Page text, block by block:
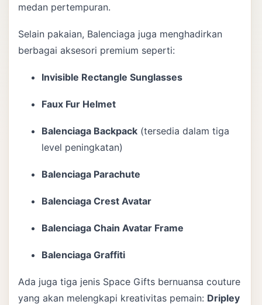
medan pertempuran.
Selain pakaian, Balenciaga juga menghadirkan
berbagai aksesori premium seperti:
Invisible Rectangle Sunglasses
Faux Fur Helmet
Balenciaga Backpack (tersedia dalam tiga
level peningkatan)
Balenciaga Parachute
Balenciaga Crest Avatar
Balenciaga Chain Avatar Frame
Balenciaga Graffiti
Ada juga tiga jenis Space Gifts bernuansa couture
yang akan melengkapi kreativitas pemain: Dripley